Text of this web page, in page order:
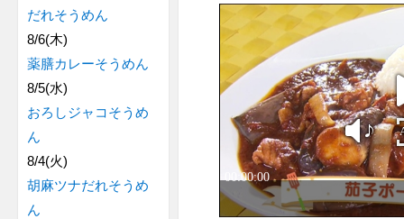
だれそうめん
8/6(木)
薬膳カレーそうめん
8/5(水)
おろしジャコそうめ
ん
8/4(火)
胡麻ツナだれそうめ
ん